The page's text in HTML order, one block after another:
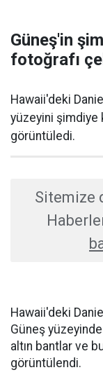
Güneş'in
fotoğrafı
Hawaii'deki
yüzeyini
görüntüledi.
Sitemize
Hawaii'deki
Güneş
altın bantlar ve
görüntülendi.